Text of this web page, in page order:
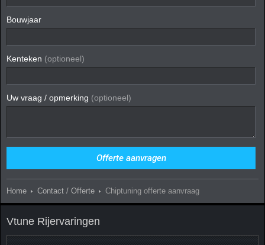
Bouwjaar
Kenteken (optioneel)
Uw vraag / opmerking (optioneel)
Home Contact / Offerte Chiptuning offerte aanvraag
Vtune Rijervaringen